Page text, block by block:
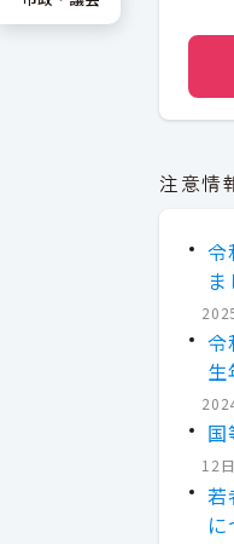
注意情
令
令
生
国
12日
若
に